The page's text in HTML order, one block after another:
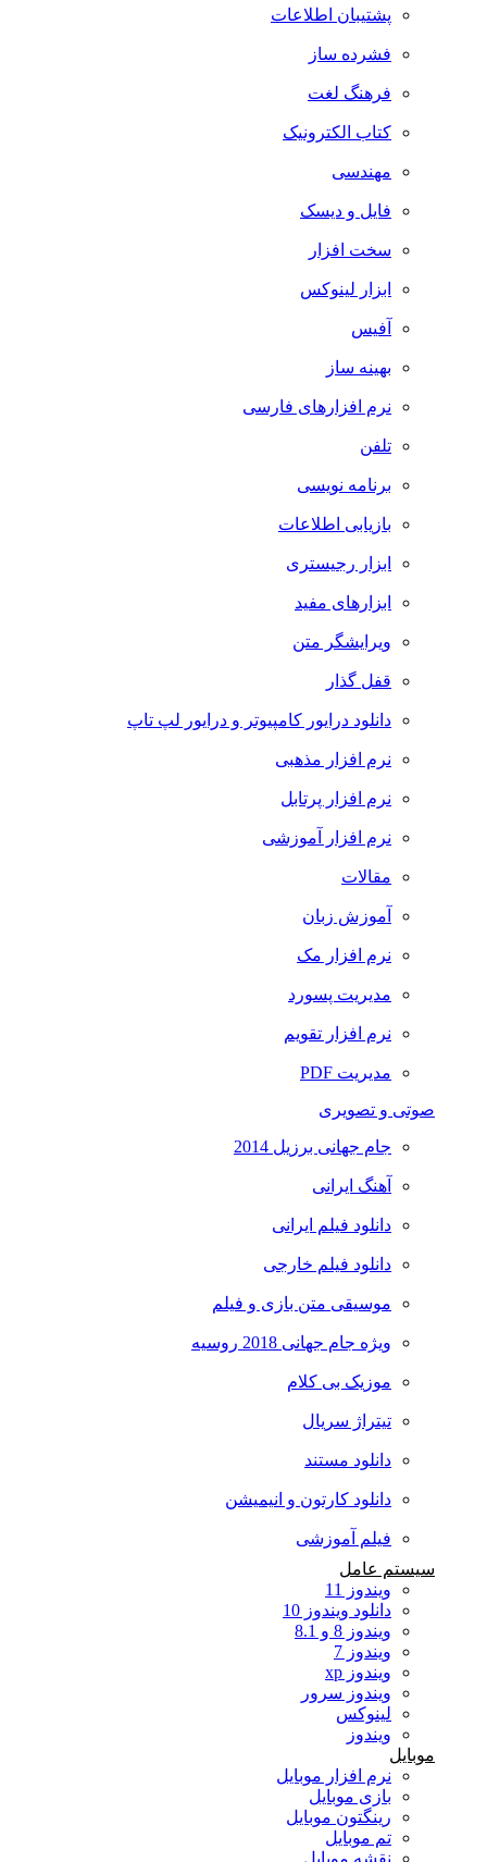
پشتیبان اطلاعات
فشرده ساز
فرهنگ لغت
کتاب الکترونیک
مهندسی
فایل و دیسک
سخت افزار
ابزار لینوکس
آفیس
بهینه ساز
نرم افزارهای فارسی
تلفن
برنامه نویسی
بازیابی اطلاعات
ابزار رجیستری
ابزارهای مفید
ویرایشگر متن
قفل گذار
دانلود درایور کامپیوتر و درایور لپ تاپ
نرم افزار مذهبی
نرم افزار پرتابل
نرم افزار آموزشی
مقالات
آموزش زبان
نرم افزار مک
مدیریت پسورد
نرم افزار تقویم
مدیریت PDF
صوتی و تصویری
جام جهانی برزیل 2014
آهنگ ایرانی
دانلود فیلم ایرانی
دانلود فیلم خارجی
موسیقی متن بازی و فیلم
ویژه جام جهانی 2018 روسیه
موزیک بی کلام
تیتراژ سریال
دانلود مستند
دانلود کارتون و انیمیشن
فیلم آموزشی
سیستم عامل
ویندوز 11
دانلود ویندوز 10
ویندوز 8 و 8.1
ویندوز 7
ویندوز xp
ویندوز سرور
لینوکس
ویندوز
نرم افزار موبایل
بازی موبایل
رینگتون موبایل
تم موبایل
نقشه موبایل